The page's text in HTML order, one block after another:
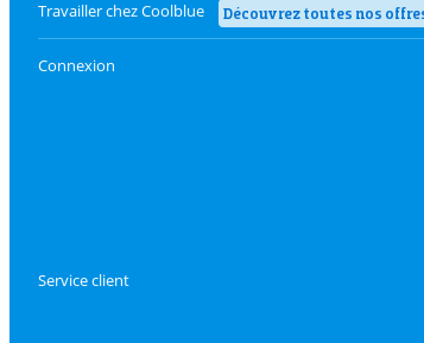
Travailler chez Coolblue Découvrez toutes nos
Connexion
Service client